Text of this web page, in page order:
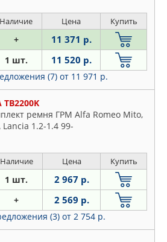
Наличие Цена Купить
+ 11 371 р.
1 шт. 11 520 р.
(7) от 11 971 р.
TB2200K
ремня ГРМ Alfa Romeo Mito,
Lancia 1.2-1.4 99-
Наличие Цена Купить
1 шт. 2 967 р.
+ 2 569 р.
(3) от 2 754 р.